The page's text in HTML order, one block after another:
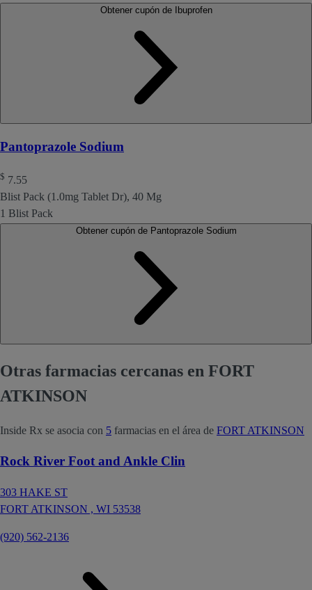
Obtener cupón de Ibuprofen
Pantoprazole Sodium
$ 7.55
Blist Pack (1.0mg Tablet Dr), 40 Mg
1 Blist Pack
Otras farmacias cercanas en FORT
ATKINSON
Inside Rx se asocia con 5 farmacias en el área de FORT ATKINSON
Rock River Foot and Ankle Clin
303 HAKE ST
FORT ATKINSON , WI 53538
(920) 562-2136